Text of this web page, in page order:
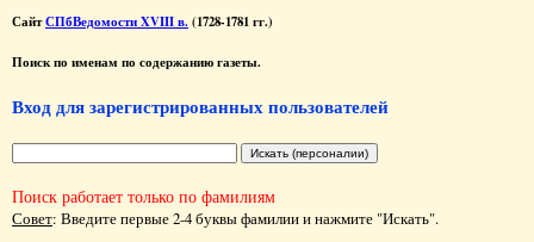
СайтСПбВедомости XVIII в. (1728-1781 гг.)
Поиск по именам по содержанию газеты.
Вход для зарегистрированных пользователей
Поиск работает только по фамилиям
Совет: Введите первые 2-4 буквы фамилии и нажмите "Искать".